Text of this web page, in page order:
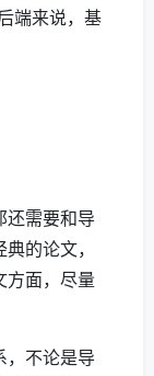
端来说，基
还需要和导
的论文，
方面，尽量
，不论是导